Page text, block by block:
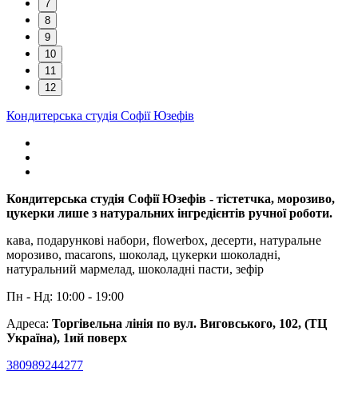
7
8
9
10
11
12
Кондитерська студія Софії Юзефів
Кондитерська студія Софії Юзефів - тістетчка, морозиво,
цукерки лише з натуральних інгредієнтів ручної роботи.
кава, подарункові набори, flowerbox, десерти, натуральне
морозиво, macarons, шоколад, цукерки шоколадні,
натуральний мармелад, шоколадні пасти, зефір
Пн - Нд: 10:00 - 19:00
Адреса: Торгівельна лінія по вул. Виговського, 102, (ТЦ
Україна), 1ий поверх
380989244277